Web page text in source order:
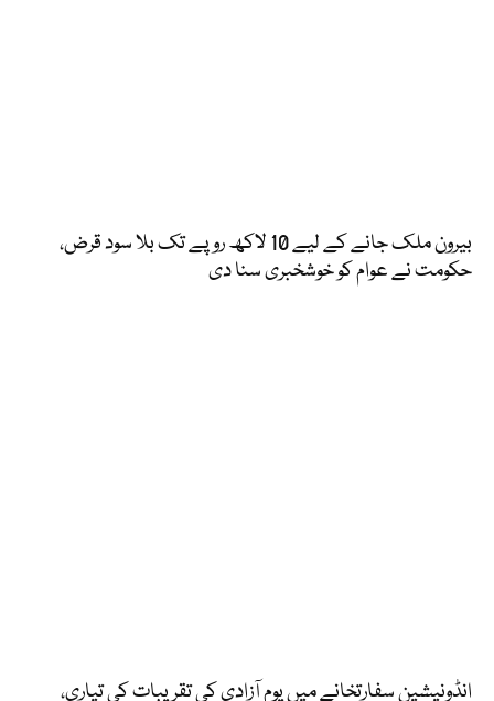
بیرون ملک جانے کے لیے 10 لاکھ روپے تک بلا سود قرض،
حکومت نے عوام کو خوشخبری سنا دی
انڈونیشین سفارتخانے میں یومِ آزادی کی تقریبات کی تیاری،